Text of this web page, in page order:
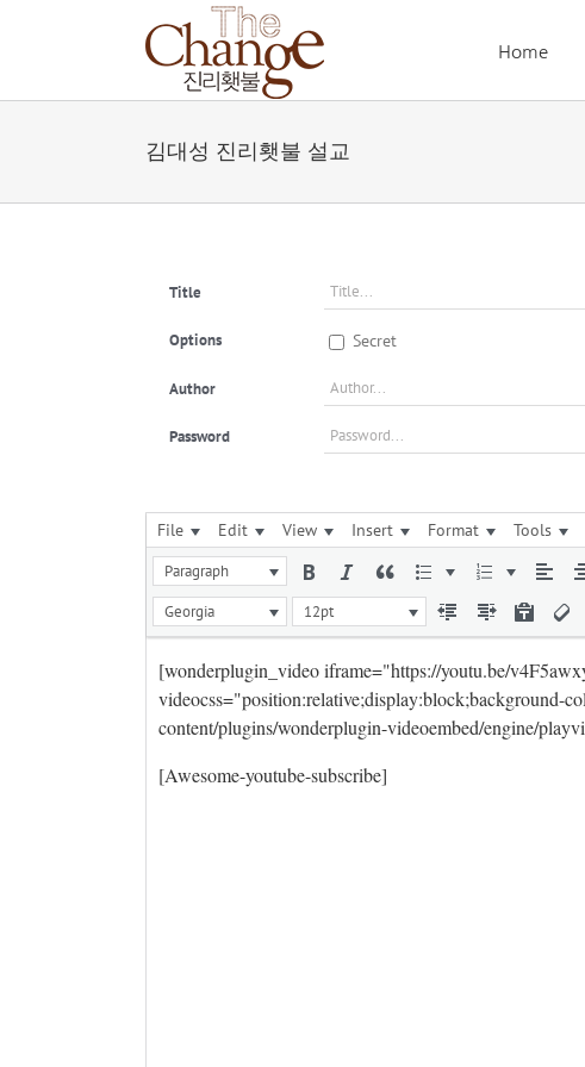
Home
김대성 진리횃불 설교
Title
Options Secret
Author
Password
File Edit View Insert Format Tools
Paragraph
Georgia
12pt